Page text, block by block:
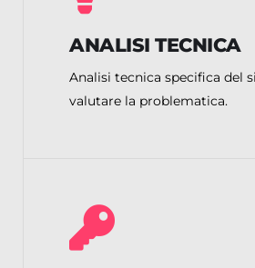
ANALISI TECNICA
Analisi tecnica specifica del
valutare la problematica.